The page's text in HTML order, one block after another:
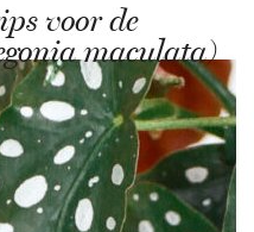
voor de
maculata)